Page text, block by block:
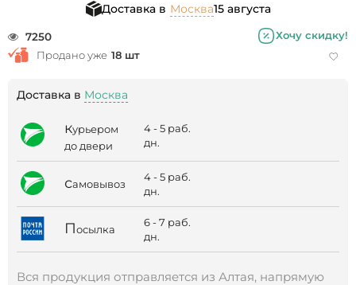
Доставка в Москва15 августа
7250
Хочу скидку!
Продано уже 18 шт
Доставка в Москва
курьером
до двери
4 - 5 раб.
дн.
самовывоз
4 - 5 раб.
дн.
Посылка
6 - 7 раб.
дн.
Вся продукция отправляется из Алтая, напрямую